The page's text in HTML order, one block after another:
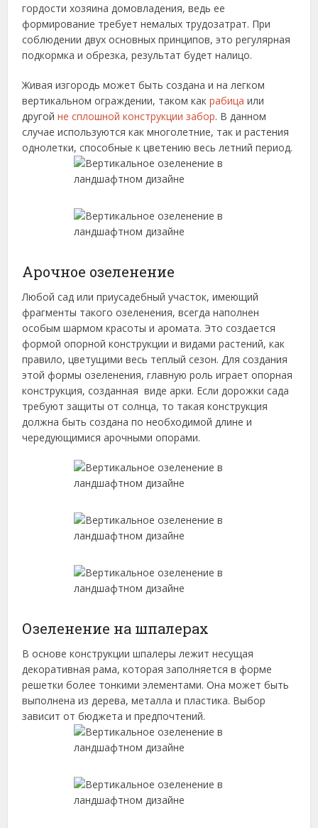
гордости хозяина домовладения, ведь ее
формирование требует немалых трудозатрат. При
соблюдении двух основных принципов, это регулярная
подкормка и обрезка, результат будет налицо.
Живая изгородь может быть создана и на легком
вертикальном ограждении, таком какрабица или
другойне сплошной конструкции забор. В данном
случае используются как многолетние, так и растения
однолетки, способные к цветению весь летний период.
Арочное озеленение
Любой сад или приусадебный участок, имеющий
фрагменты такого озеленения, всегда наполнен
особым шармом красоты и аромата. Это создается
формой опорной конструкции и видами растений, как
правило, цветущими весь теплый сезон. Для создания
этой формы озеленения, главную роль играет опорная
конструкция, созданная виде арки. Если дорожки сада
требуют защиты от солнца, то такая конструкция
должна быть создана по необходимой длине и
чередующимися арочными опорами.
Озеленение на шпалерах
В основе конструкции шпалеры лежит несущая
декоративная рама, которая заполняется в форме
решетки более тонкими элементами. Она может быть
выполнена из дерева, металла и пластика. Выбор
зависит от бюджета и предпочтений.